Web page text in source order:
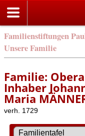
Familienstiftungen
Unsere Familie
Familie:
Inhaber
Maria
verh. 1729